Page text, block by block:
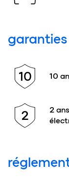
garanties
10 10
2
2